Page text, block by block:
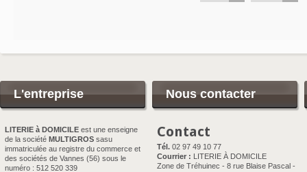
L'entreprise
LITERIE à DOMICILE est une enseigne
de la société MULTIGROS sasu
immatriculée au registre du commerce et
des sociétés de Vannes (56) sous le
numéro : 512 520 339
Nous contacter
Contact
Tél. 02 97 49 10 77
Courrier : LITERIE À DOMICILE
Zone de Tréhuinec - 8 rue Blaise Pascal -